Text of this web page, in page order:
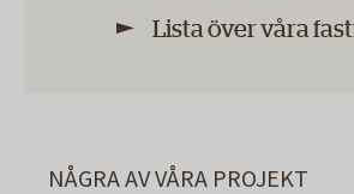
Lista över våra
NÅGRA AV VÅRA PROJEKT